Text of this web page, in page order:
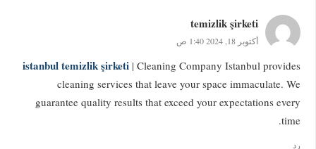
temizlik şirketi
أكتوبر 18, 2024 1:40 ص
istanbul temizlik şirketi| Cleaning Company Istanbul provides
cleaning services that leave your space immaculate. We
guarantee quality results that exceed your expectations every
time.
رد